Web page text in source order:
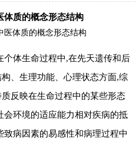
体质的概念形态结构
医体质的概念形态结构
体生命过程中,在先天遗传和后
、生理功能、心理状态方面,综
反映在生命过程中的某些形态
环境的适应能力相对疾病的抵
病因素的易感性和病理过程中